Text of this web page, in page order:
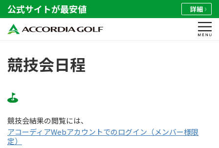
公式サイトが最安値 詳細
競技会日程
競技会結果の閲覧には、
アコーディアWebアカウントでのログイン（メンバー様限
定）